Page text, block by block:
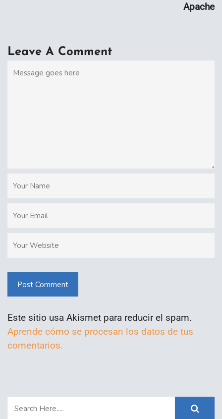
Apache
Leave A Comment
Post Comment
Este sitio usa Akismet para reducir el spam.
Aprende cómo se procesan los datos de tus
comentarios.